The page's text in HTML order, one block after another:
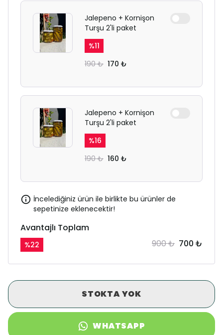
Jalepeno + Kornişon
Turşu 2'li paket
%11
190 ₺ 170 ₺
Jalepeno + Kornişon
Turşu 2'li paket
%16
190 ₺ 160 ₺
İncelediğiniz ürün ile birlikte bu ürünler de
sepetinize eklenecektir!
Avantajlı Toplam
%22 900 ₺ 700 ₺
STOKTA YOK
WHATSAPP